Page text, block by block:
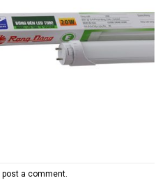
post a comment.